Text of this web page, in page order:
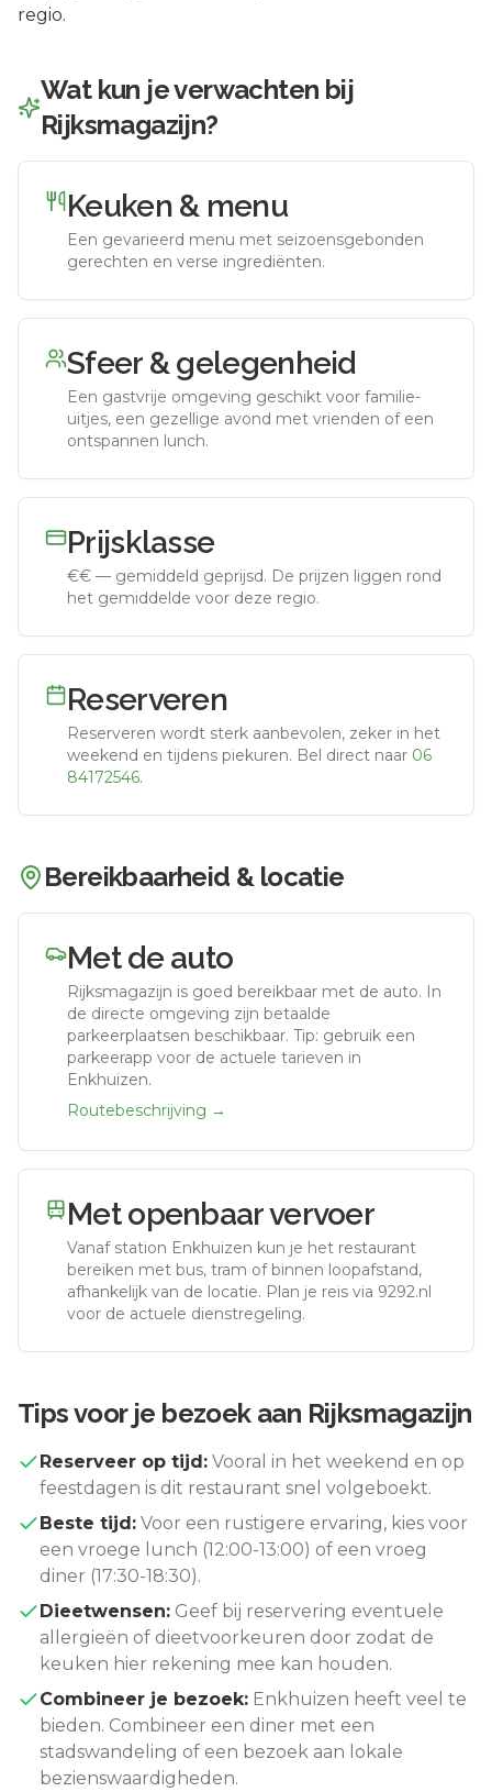
regio.
Wat kun je verwachten bij
Rijksmagazijn?
Keuken & menu
Een gevarieerd menu met seizoensgebonden
gerechten en verse ingrediënten.
Sfeer & gelegenheid
Een gastvrije omgeving geschikt voor familie-
uitjes, een gezellige avond met vrienden of een
ontspannen lunch.
Prijsklasse
€€ — gemiddeld geprijsd. De prijzen liggen rond
het gemiddelde voor deze regio.
Reserveren
Reserveren wordt sterk aanbevolen, zeker in het
weekend en tijdens piekuren. Bel direct naar 06
84172546.
Bereikbaarheid & locatie
Met de auto
Rijksmagazijn is goed bereikbaar met de auto. In
de directe omgeving zijn betaalde
parkeerplaatsen beschikbaar. Tip: gebruik een
parkeerapp voor de actuele tarieven in
Enkhuizen.
Routebeschrijving →
Met openbaar vervoer
Vanaf station Enkhuizen kun je het restaurant
bereiken met bus, tram of binnen loopafstand,
afhankelijk van de locatie. Plan je reis via 9292.nl
voor de actuele dienstregeling.
Tips voor je bezoek aan Rijksmagazijn
Reserveer op tijd: Vooral in het weekend en op
feestdagen is dit restaurant snel volgeboekt.
Beste tijd: Voor een rustigere ervaring, kies voor
een vroege lunch (12:00-13:00) of een vroeg
diner (17:30-18:30).
Dieetwensen: Geef bij reservering eventuele
allergieën of dieetvoorkeuren door zodat de
keuken hier rekening mee kan houden.
Combineer je bezoek: Enkhuizen heeft veel te
bieden. Combineer een diner met een
stadswandeling of een bezoek aan lokale
bezienswaardigheden.